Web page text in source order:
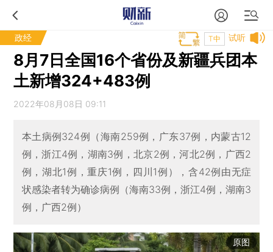
政经 试听
T中
8月7日全国16个省份及新疆兵团本
土新增324+483例
2022年08月08日 09:11
本土病例324例（海南259例，广东37例，内蒙古12
例，浙江4例，湖南3例，北京2例，河北2例，广西2
例，湖北1例，重庆1例，四川1例），含42例由无症
状感染者转为确诊病例（海南33例，浙江4例，湖南3
例，广西2例）
原图